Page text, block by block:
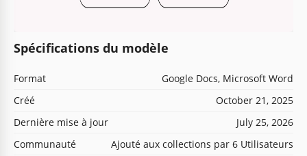
Spécifications du modèle
Format
Google Docs, Microsoft Word
Créé
October 21, 2025
Dernière mise à jour
July 25, 2026
Communauté
Ajouté aux collections par 6 Utilisateurs